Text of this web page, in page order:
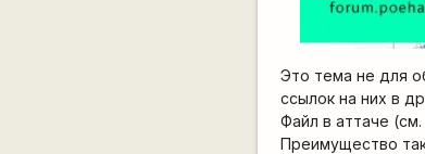
Это тема не для
ссылок на них в
Файл в аттаче
Преимущество